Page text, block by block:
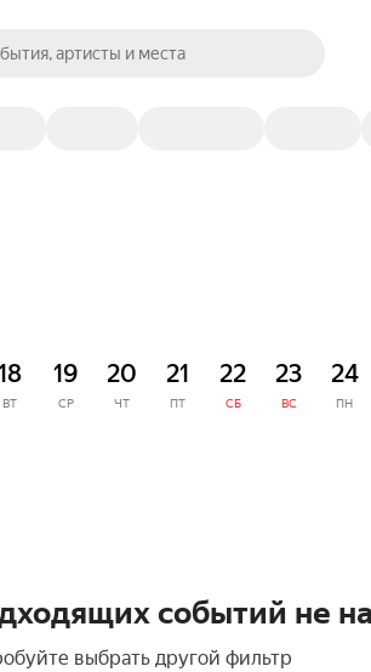
артисты и места
ВТ
19
СР
20
ЧТ
21
ПТ
22
СБ
23
ВС
24
ПН
событий не
выбрать другой фильтр